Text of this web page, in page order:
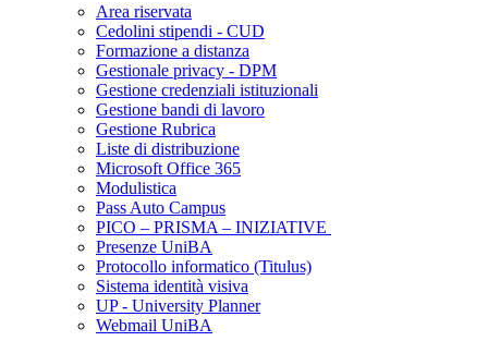
Area riservata
Cedolini stipendi - CUD
Formazione a distanza
Gestionale privacy - DPM
Gestione credenziali istituzionali
Gestione bandi di lavoro
Gestione Rubrica
Liste di distribuzione
Microsoft Office 365
Modulistica
Pass Auto Campus
PICO – PRISMA – INIZIATIVE
Presenze UniBA
Protocollo informatico (Titulus)
Sistema identità visiva
UP - University Planner
Webmail UniBA